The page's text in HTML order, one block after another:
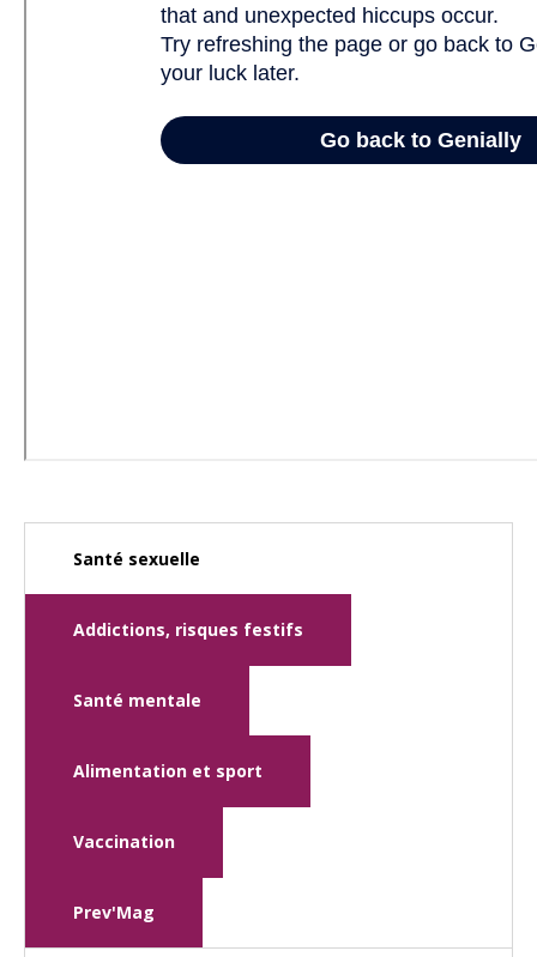
Santé sexuelle
Addictions, risques festifs
Santé mentale
Alimentation et sport
Vaccination
Prev'Mag